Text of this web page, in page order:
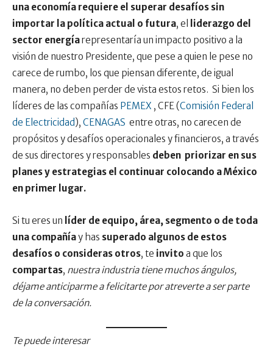
una economía requiere el superar desafíos sin
importar la política actual o futura, el
liderazgo del
sector energíarepresentaría un impacto positivo a la
visión de nuestro Presidente, que pese a quien le pese no
carece de rumbo, los que piensan diferente, de igual
manera, no deben perder de vista estos retos. Si bien los
líderes de las compañías PEMEX , CFE (Comisión Federal
de Electricidad), CENAGAS entre otras, no carecen de
propósitos y desafíos operacionales y financieros, a través
de sus directores y responsables deben priorizar en sus
planes y estrategias el continuar colocando a México
en primer lugar.
Si tu eres un líder de equipo, área, segmento o de toda
una compañíay has superado algunos de estos
desafíos o consideras otros, te invito a que los
compartas, nuestra industria tiene muchos ángulos,
déjame anticiparme a felicitarte por atreverte a ser parte
de la conversación.
Te puede interesar